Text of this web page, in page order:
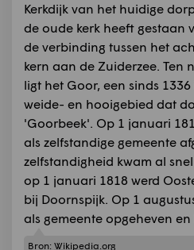
Kerkdijk van het huidige
de oude kerk heeft gestaan
de verbinding tussen het
kern aan de Zuiderzee. Ten
ligt het Goor, een sinds
weide- en hooigebied dat
'Goorbeek'. Op 1 januari
als zelfstandige gemeente
zelfstandigheid kwam al
op 1 januari 1818 werd
bij Doornspijk. Op 1
als gemeente opgeheven
Bron: Wikipedia.org